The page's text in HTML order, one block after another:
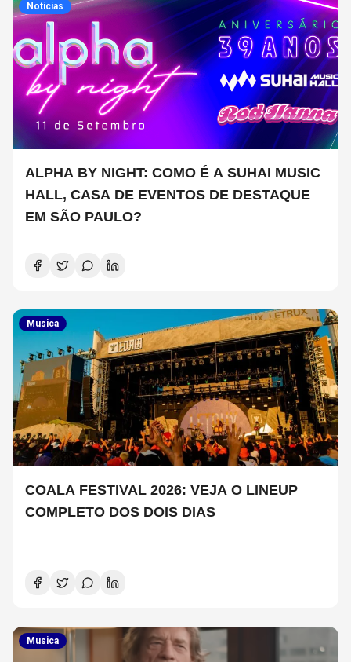
Noticias
ALPHA BY NIGHT: COMO É A SUHAI MUSIC
HALL, CASA DE EVENTOS DE DESTAQUE
EM SÃO PAULO?
Musica
COALA FESTIVAL 2026: VEJA O LINEUP
COMPLETO DOS DOIS DIAS
Musica